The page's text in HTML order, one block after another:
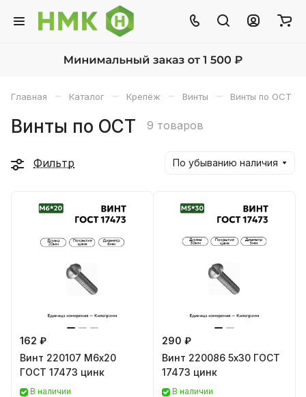
Главная – Каталог – Крепёж – Винты – Винты по ОСТ
Винты по ОСТ 9 товаров
Фильтр По убыванию наличия
162 ₽
Винт 220107 М6х20
ГОСТ 17473 цинк
В наличии
290 ₽
Винт 220086 5х30 ГОСТ
17473 цинк
В наличии